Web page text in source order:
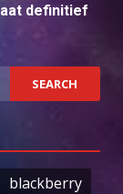
definitief
blackberry